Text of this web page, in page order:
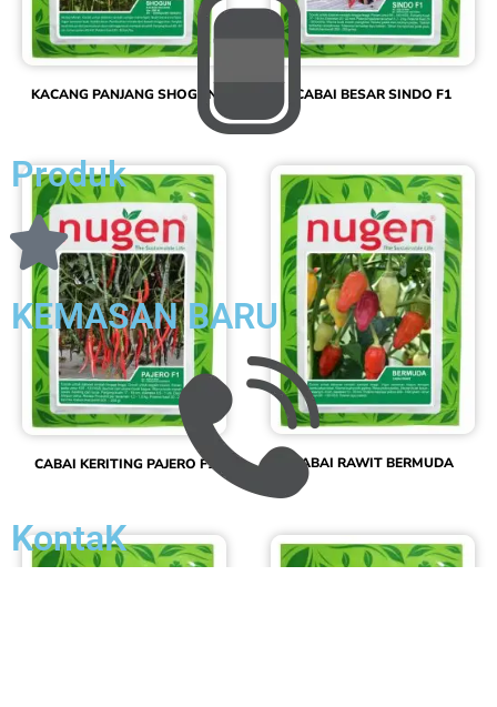
KACANG PANJANG SHOGUN CABAI BESAR SINDO F1
CABAI KERITING PAJERO F1 CABAI RAWIT BERMUDA
Produk
KEMASAN BARU
KontaK